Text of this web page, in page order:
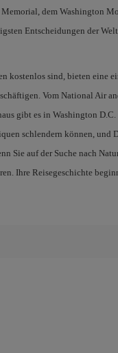
dem Washington
Entscheidungen der
kostenlos sind, bieten eine
Vom National Air
gibt es in Washington
schlendern können, und
Sie auf der Suche nach
Ihre Reisegeschichte